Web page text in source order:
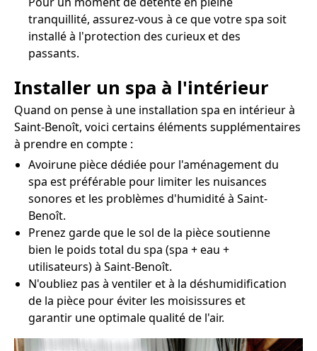
tranquillité, assurez-vous à ce que votre spa soit
installé à l'protection des curieux et des
passants.
Installer un spa à l'intérieur
Quand on pense à une installation spa en intérieur à
Saint-Benoît, voici certains éléments supplémentaires
à prendre en compte :
Avoirune pièce dédiée pour l'aménagement du
spa est préférable pour limiter les nuisances
sonores et les problèmes d'humidité à Saint-
Benoît.
Prenez garde que le sol de la pièce soutienne
bien le poids total du spa (spa + eau +
utilisateurs) à Saint-Benoît.
N'oubliez pas à ventiler et à la déshumidification
de la pièce pour éviter les moisissures et
garantir une optimale qualité de l'air.